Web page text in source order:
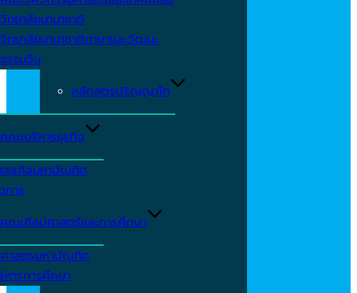
วิทยาลัยนานาชาติ
วิทยาลัยนานาชาติภาษาและวัฒนะ
ธรรมจีน
หลักสูตรปริญญาโท
คณะบริหารธุรกิจ
ธุรกิจมหาบัณฑิต
การ
คณะศิลปศาสตร์และการศึกษา
าสตรมหาบัณฑิต
หารการศึกษา